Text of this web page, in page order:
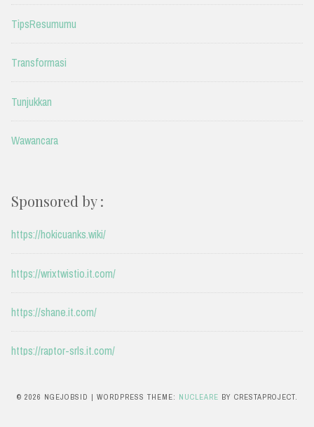
TipsResumumu
Transformasi
Tunjukkan
Wawancara
Sponsored by :
https://hokicuanks.wiki/
https://wrixtwistio.it.com/
https://shane.it.com/
https://raptor-srls.it.com/
© 2026 NGEJOBSID | WORDPRESS THEME: NUCLEARE BY CRESTAPROJECT.